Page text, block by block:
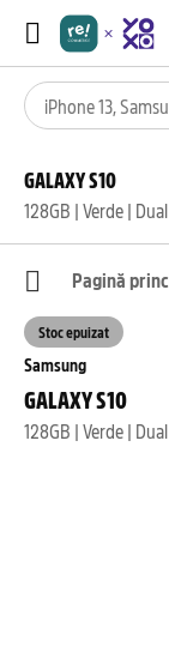
GALAXY S10
128GB | Verde |
Pagină
Samsung
GALAXY S10
128GB | Verde |
Stoc epuizat